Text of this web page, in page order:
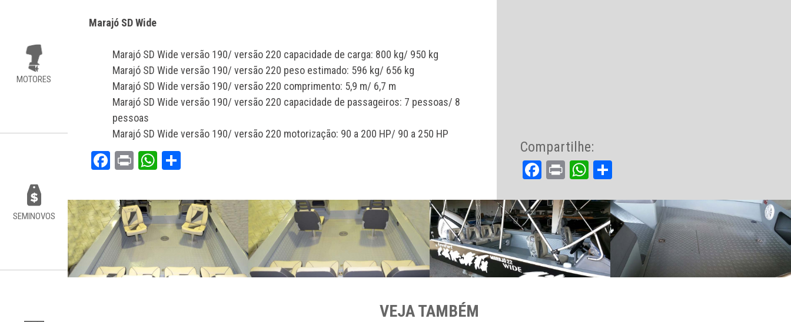
MOTORES
SEMINOVOS
Marajó SD Wide
Marajó SD Wide versão 190/ versão 220 capacidade de carga: 800 kg/ 950 kg
Marajó SD Wide versão 190/ versão 220 peso estimado: 596 kg/ 656 kg
Marajó SD Wide versão 190/ versão 220 comprimento: 5,9 m/ 6,7 m
Marajó SD Wide versão 190/ versão 220 capacidade de passageiros: 7 pessoas/ 8
pessoas
Marajó SD Wide versão 190/ versão 220 motorização: 90 a 200 HP/ 90 a 250 HP
Facebook
PrintWhatsApp
Compartilhe:
Facebook
PrintWhatsApp
VEJA TAMBÉM